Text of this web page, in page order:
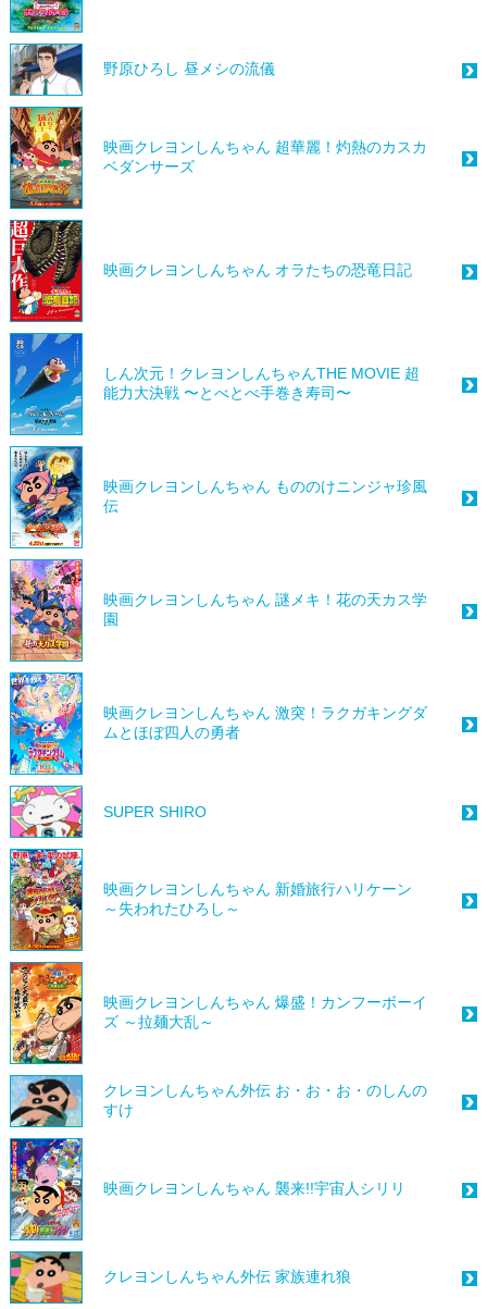
野原ひろし 昼メシの流儀
映画クレヨンしんちゃん 超華麗！灼熱のカスカ
ベダンサーズ
映画クレヨンしんちゃん オラたちの恐竜日記
しん次元！クレヨンしんちゃんTHE MOVIE 超
能力大決戦 〜とべとべ手巻き寿司〜
映画クレヨンしんちゃん もののけニンジャ珍風
伝
映画クレヨンしんちゃん 謎メキ！花の天カス学
園
映画クレヨンしんちゃん 激突！ラクガキングダ
ムとほぼ四人の勇者
SUPER SHIRO
映画クレヨンしんちゃん 新婚旅行ハリケーン
～失われたひろし～
映画クレヨンしんちゃん 爆盛！カンフーボーイ
ズ ～拉麺大乱～
クレヨンしんちゃん外伝 お・お・お・のしんの
すけ
映画クレヨンしんちゃん 襲来!!宇宙人シリリ
クレヨンしんちゃん外伝 家族連れ狼